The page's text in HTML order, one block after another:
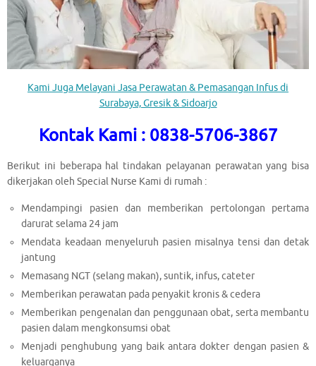
Kami Juga Melayani Jasa Perawatan & Pemasangan Infus di
Surabaya, Gresik & Sidoarjo
Kontak Kami : 0838-5706-3867
Berikut ini beberapa hal tindakan pelayanan perawatan yang bisa
dikerjakan oleh Special Nurse Kami di rumah :
Mendampingi pasien dan memberikan pertolongan pertama
darurat selama 24 jam
Mendata keadaan menyeluruh pasien misalnya tensi dan detak
jantung
Memasang NGT (selang makan), suntik, infus, cateter
Memberikan perawatan pada penyakit kronis & cedera
Memberikan pengenalan dan penggunaan obat, serta membantu
pasien dalam mengkonsumsi obat
Menjadi penghubung yang baik antara dokter dengan pasien &
keluarganya